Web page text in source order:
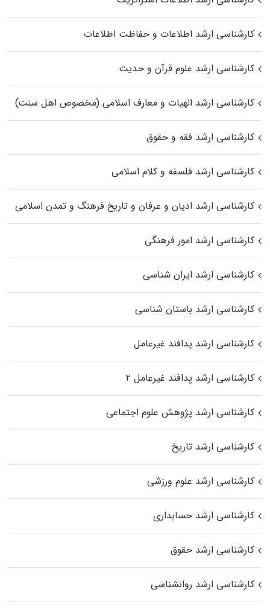
کارشناسی ارشد اطلاعات و حفاظت اطلاعات
کارشناسی ارشد علوم قرآن و حدیث
کارشناسی ارشد الهیات و معارف اسلامی (مخصوص اهل سنت)
کارشناسی ارشد فقه و حقوق
کارشناسی ارشد فلسفه و کلام اسلامی
کارشناسی ارشد ادیان و عرفان و تاریخ فرهنگ و تمدن اسلامی
کارشناسی ارشد امور فرهنگی
کارشناسی ارشد ایران شناسی
کارشناسی ارشد باستان شناسی
کارشناسی ارشد پدافند غیرعامل
کارشناسی ارشد پدافند غیرعامل ۲
کارشناسی ارشد پژوهش علوم اجتماعی
کارشناسی ارشد تاریخ
کارشناسی ارشد علوم ورزشی
کارشناسی ارشد حسابداری
کارشناسی ارشد حقوق
کارشناسی ارشد روانشناسی